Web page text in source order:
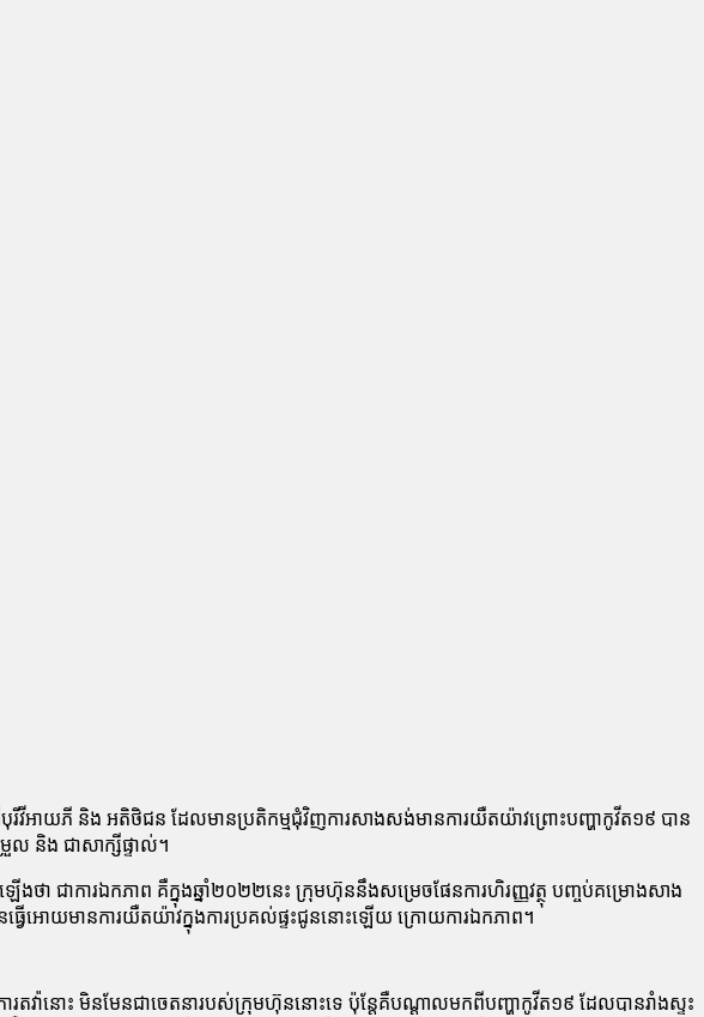
ាយភី និង អតិថិជន ដែលមានប្រតិកម្មជុំវិញការសាងសង់មានការយឺតយ៉ាវព្រោះបញ្ហាកូវីត១៩ បាន
ល និង ជាសាក្សីផ្ទាល់។
ាការឯកភាព គឺក្នុងឆ្នាំ២០២២នេះ ក្រុមហ៊ុននឹងសម្រេចផែនការហិរញ្ញវត្ថុ បញ្ចប់គម្រោងសាង
អោយមានការយឺតយ៉ាវក្នុងការប្រគល់ផ្ទះជូននោះឡើយ ក្រោយការឯកភាព។
នោះ មិនមែនជាចេតនារបស់ក្រុមហ៊ុននោះទេ ប៉ុន្តែគឺបណ្ដាលមកពីបញ្ហាកូវីត១៩ ដែលបានរាំងស្ទះ